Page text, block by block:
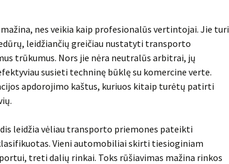
nes veikia kaip profesionalūs vertintojai. Jie turi
leidžiančių greičiau nustatyti transporto
trūkumus. Nors jie nėra neutralūs arbitrai, jų
susieti techninę būklę su komercine verte.
apdorojimo kaštus, kuriuos kitaip turėtų patirti
leidžia vėliau transporto priemones pateikti
Vieni automobiliai skirti tiesioginiam
treti dalių rinkai. Toks rūšiavimas mažina rinkos